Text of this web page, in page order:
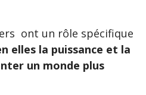
ont un rôle spécifique
elles la puissance et la
un monde plus